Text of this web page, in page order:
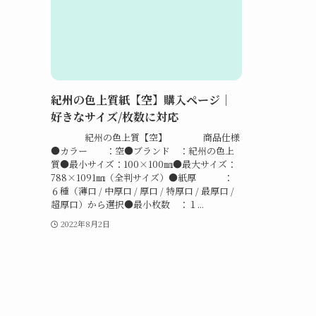
紀州の色上質紙【空】購入ページ｜
好きなサイズ/枚数に対応
紀州の色上質【空】 商品仕様
●カラー ：空●ブランド ：紀州の色上
質●最小サイズ：100×100㎜●最大サイズ：
788×1091㎜（全判サイズ）●紙厚 ：
６種（薄口 / 中厚口 / 厚口 / 特厚口 / 最厚口 /
超厚口）から選択●最小枚数 ：１...
2022年8月2日